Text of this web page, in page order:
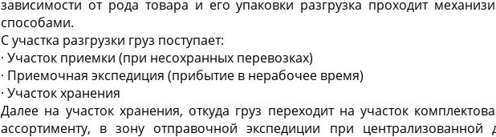
зависимости от рода товара и его упаковки разгрузка проходит
способами.
С участка разгрузки груз поступает:
· Участок приемки (при несохранных перевозках)
· Приемочная экспедиция (прибытие в нерабочее время)
· Участок хранения
Далее на участок хранения, откуда груз переходит на участок
ассортименту, в зону отправочной экспедиции при централизованной